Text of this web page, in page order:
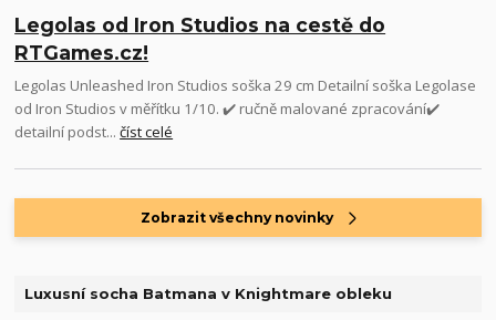
Legolas od Iron Studios na cestě do
RTGames.cz!
Legolas Unleashed Iron Studios soška 29 cm Detailní soška Legolase
od Iron Studios v měřítku 1/10. ✔️ ručně malované zpracování✔️
detailní podst...číst celé
Zobrazit všechny novinky
Luxusní socha Batmana v Knightmare obleku